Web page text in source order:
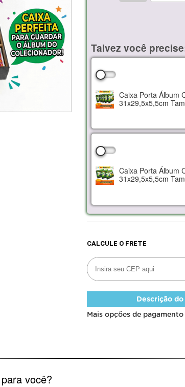
Talvez você
Caixa Porta Álbum
31x29,5x5,5cm
Caixa Porta Álbum
31x29,5x5,5cm
Descrição
Mais opções de pagamento
você?